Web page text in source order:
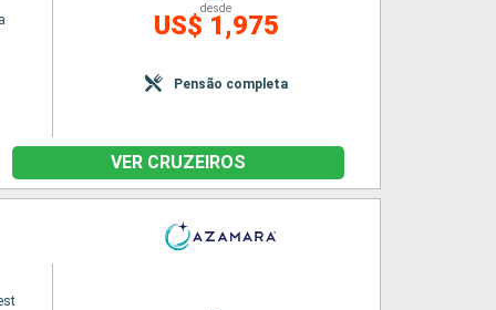
desde
US$ 1,975
Pensão completa
VER CRUZEIROS